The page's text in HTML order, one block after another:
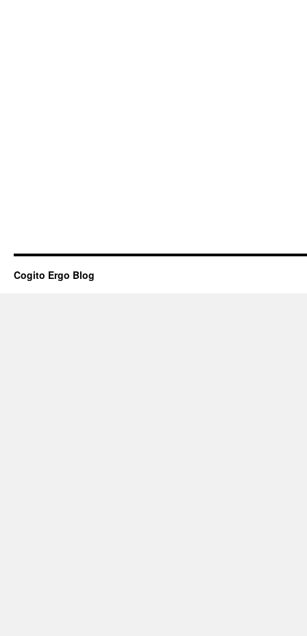
Cogito Ergo Blog